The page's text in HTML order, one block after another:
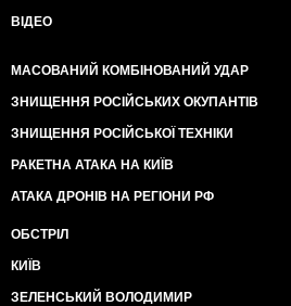
ВІДЕО
МАСОВАНИЙ КОМБІНОВАНИЙ УДАР
ЗНИЩЕННЯ РОСІЙСЬКИХ ОКУПАНТІВ
ЗНИЩЕННЯ РОСІЙСЬКОЇ ТЕХНІКИ
РАКЕТНА АТАКА НА КИЇВ
АТАКА ДРОНІВ НА РЕГІОНИ РФ
ОБСТРІЛ
КИЇВ
ЗЕЛЕНСЬКИЙ ВОЛОДИМИР